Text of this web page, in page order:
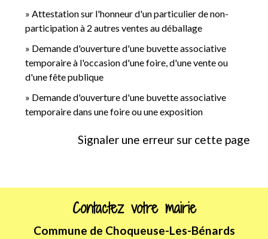
Attestation sur l'honneur d'un particulier de non-
participation à 2 autres ventes au déballage
Demande d'ouverture d'une buvette associative
temporaire à l'occasion d'une foire, d'une vente ou
d'une fête publique
Demande d'ouverture d'une buvette associative
temporaire dans une foire ou une exposition
Signaler une erreur sur cette page
Contactez votre mairie
Commune de Choqueuse-Les-Bénards